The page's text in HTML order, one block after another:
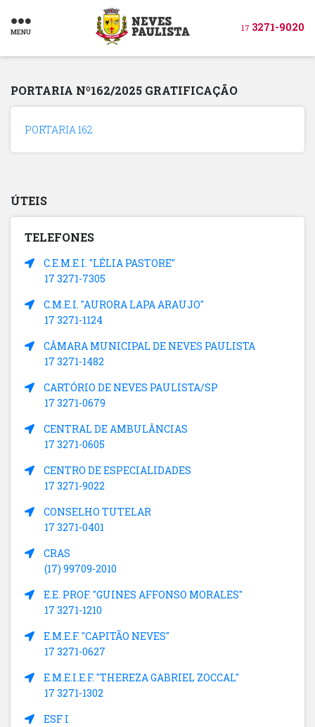
MENU 17 3271-9020
PORTARIA Nº162/2025 GRATIFICAÇÃO
PORTARIA 162
ÚTEIS
TELEFONES
C.E.M.E.I. "LÉLIA PASTORE"
17 3271-7305
C.M.E.I. "AURORA LAPA ARAUJO"
17 3271-1124
CÂMARA MUNICIPAL DE NEVES PAULISTA
17 3271-1482
CARTÓRIO DE NEVES PAULISTA/SP
17 3271-0679
CENTRAL DE AMBULÂNCIAS
17 3271-0605
CENTRO DE ESPECIALIDADES
17 3271-9022
CONSELHO TUTELAR
17 3271-0401
CRAS
(17) 99709-2010
E.E. PROF. "GUINES AFFONSO MORALES"
17 3271-1210
E.M.E.F. "CAPITÃO NEVES"
17 3271-0627
E.M.E.I.E.F. "THEREZA GABRIEL ZOCCAL"
17 3271-1302
ESF I